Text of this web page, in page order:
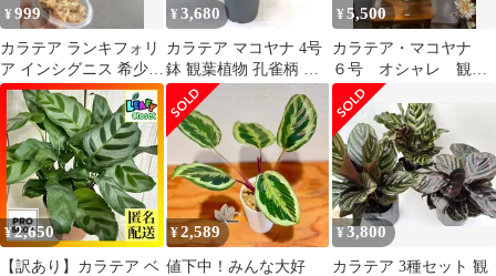
¥999
カラテア ランキフォリ
ア インシグニス 希少
美葉 A
¥3,680
カラテア マコヤナ 4号
鉢 観葉植物 孔雀柄 イ
ンテリアグリーン 育て
やすいトロピカル
¥5,500
カラテア・マコヤナ
６号 オシャレ 観葉
植物 インテリア グ
リーン エキゾチッ
ク 葉模様 独特 個
性的
¥2,650
【訳あり】カラテア ベ
¥2,589
値下中！みんな大好
¥3,800
カラテア 3種セット 観